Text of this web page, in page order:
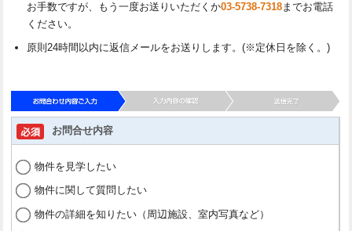
お手数ですが、もう一度お送りいただくか03-5738-7318までお電話
ください。
原則24時間以内に返信メールをお送りします。(※定休日を除く。)
お問合せ内容
物件を見学したい
物件に関して質問したい
物件の詳細を知りたい（周辺施設、室内写真など）